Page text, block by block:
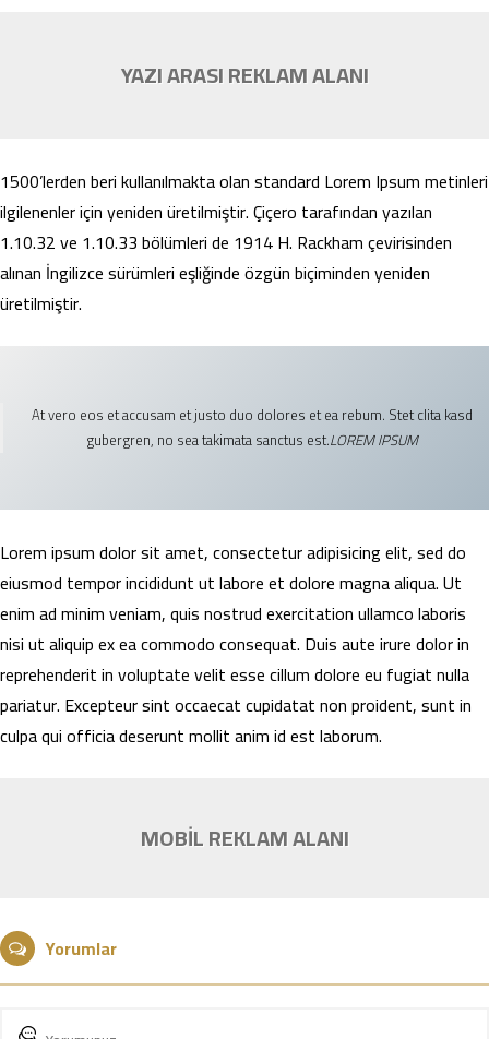
YAZI ARASI REKLAM ALANI
1500’lerden beri kullanılmakta olan standard Lorem Ipsum metinleri
ilgilenenler için yeniden üretilmiştir. Çiçero tarafından yazılan
1.10.32 ve 1.10.33 bölümleri de 1914 H. Rackham çevirisinden
alınan İngilizce sürümleri eşliğinde özgün biçiminden yeniden
üretilmiştir.
At vero eos et accusam et justo duo dolores et ea rebum. Stet clita kasd
gubergren, no sea takimata sanctus est.LOREM IPSUM
Lorem ipsum dolor sit amet, consectetur adipisicing elit, sed do
eiusmod tempor incididunt ut labore et dolore magna aliqua. Ut
enim ad minim veniam, quis nostrud exercitation ullamco laboris
nisi ut aliquip ex ea commodo consequat. Duis aute irure dolor in
reprehenderit in voluptate velit esse cillum dolore eu fugiat nulla
pariatur. Excepteur sint occaecat cupidatat non proident, sunt in
culpa qui officia deserunt mollit anim id est laborum.
MOBİL REKLAM ALANI
Yorumlar